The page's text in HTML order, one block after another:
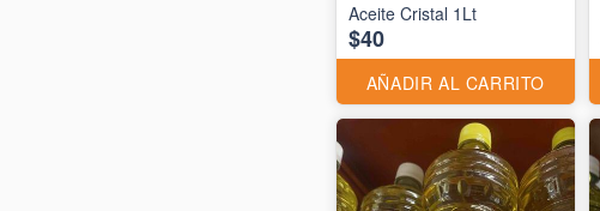
Aceite Cristal 1Lt
$40
AÑADIR AL CARRITO